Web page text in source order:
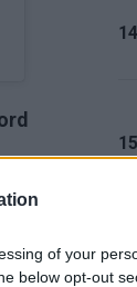
of your
below opt-out